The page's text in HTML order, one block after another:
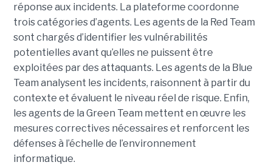
réponse aux incidents. La plateforme coordonne
trois catégories d’agents. Les agents de la Red Team
sont chargés d’identifier les vulnérabilités
potentielles avant qu’elles ne puissent être
exploitées par des attaquants. Les agents de la Blue
Team analysent les incidents, raisonnent à partir du
contexte et évaluent le niveau réel de risque. Enfin,
les agents de la Green Team mettent en œuvre les
mesures correctives nécessaires et renforcent les
défenses à l’échelle de l’environnement
informatique.